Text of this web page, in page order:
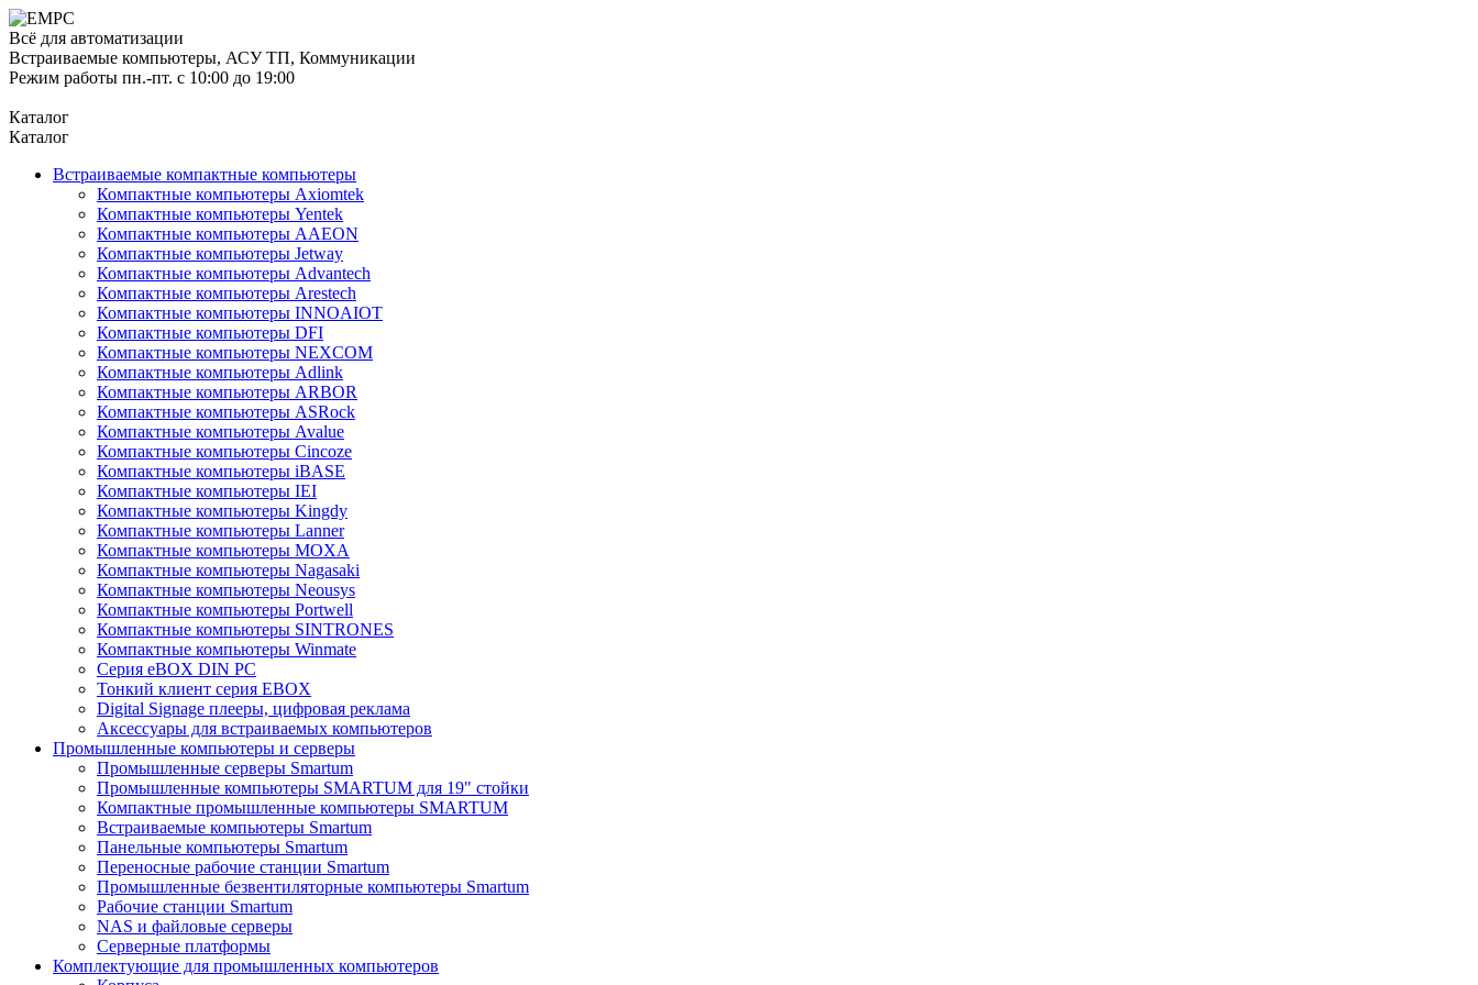
Всё для автоматизации
Встраиваемые компьютеры, АСУ ТП, Коммуникации
Режим работы пн.-пт. с 10:00 до 19:00
Каталог
Каталог
Встраиваемые компактные компьютеры
Компактные компьютеры Axiomtek
Компактные компьютеры Yentek
Компактные компьютеры AAEON
Компактные компьютеры Jetway
Компактные компьютеры Advantech
Компактные компьютеры Arestech
Компактные компьютеры INNOAIOT
Компактные компьютеры DFI
Компактные компьютеры NEXCOM
Компактные компьютеры Adlink
Компактные компьютеры ARBOR
Компактные компьютеры ASRock
Компактные компьютеры Avalue
Компактные компьютеры Cincoze
Компактные компьютеры iBASE
Компактные компьютеры IEI
Компактные компьютеры Kingdy
Компактные компьютеры Lanner
Компактные компьютеры MOXA
Компактные компьютеры Nagasaki
Компактные компьютеры Neousys
Компактные компьютеры Portwell
Компактные компьютеры SINTRONES
Компактные компьютеры Winmate
Серия eBOX DIN PC
Тонкий клиент серия EBOX
Digital Signage плееры, цифровая реклама
Аксессуары для встраиваемых компьютеров
Промышленные компьютеры и серверы
Промышленные серверы Smartum
Промышленные компьютеры SMARTUM для 19" стойки
Компактные промышленные компьютеры SMARTUM
Встраиваемые компьютеры Smartum
Панельные компьютеры Smartum
Переносные рабочие станции Smartum
Промышленные безвентиляторные компьютеры Smartum
Рабочие станции Smartum
NAS и файловые серверы
Серверные платформы
Комплектующие для промышленных компьютеров